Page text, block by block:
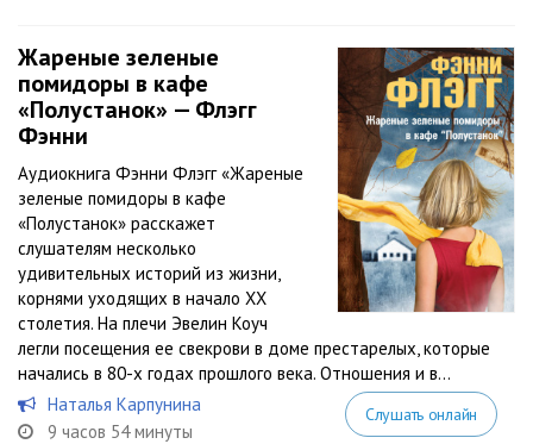
Жареные зеленые
помидоры в кафе
«Полустанок» — Флэгг
Фэнни
Аудиокнига Фэнни Флэгг «Жареные
зеленые помидоры в кафе
«Полустанок» расскажет
слушателям несколько
удивительных историй из жизни,
корнями уходящих в начало XX
столетия. На плечи Эвелин Коуч
легли посещения ее свекрови в доме престарелых, которые
начались в 80-х годах прошлого века. Отношения и в...
Наталья Карпунина
9 часов 54 минуты
Слушать онлайн